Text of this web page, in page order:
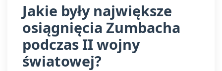
Jakie były największe
osiągnięcia Zumbacha
podczas II wojny
światowej?